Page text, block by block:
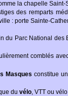
la chapelle
des remparts
: porte Sainte-
du Parc National
comblés
Masques constitue
du vélo, VTT ou